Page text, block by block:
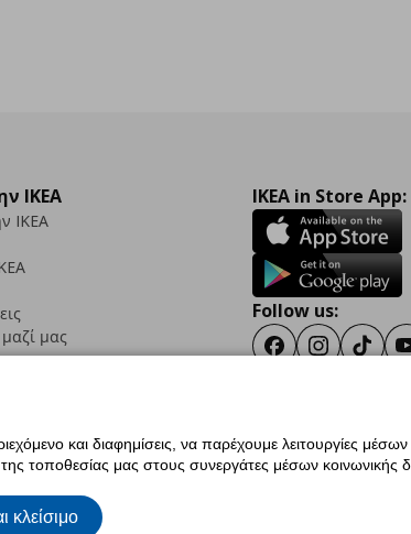
IKEA
IKEA
μας
IKEA in Store App:
Follow us:
FacebookInstagram
TikTok
/ Ακύρωσης Ρυθμίσεις cookiesΌροι ΧρήσηςΓενική
και διαφημίσεις, να παρέχουμε λειτουργίες
τοποθεσίας μας στους συνεργάτες μέσων κοινωνικής
κλείσιμο